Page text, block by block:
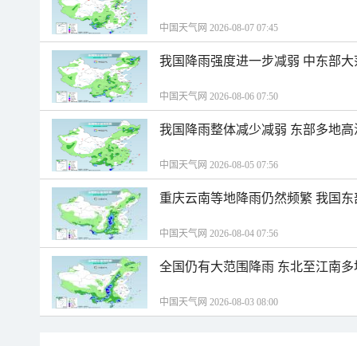
中国天气网 2026-08-07 07:45
我国降雨强度进一步减弱 中东部
中国天气网 2026-08-06 07:50
我国降雨整体减少减弱 东部多地
中国天气网 2026-08-05 07:56
重庆云南等地降雨仍然频繁 我国
中国天气网 2026-08-04 07:56
全国仍有大范围降雨 东北至江南
中国天气网 2026-08-03 08:00